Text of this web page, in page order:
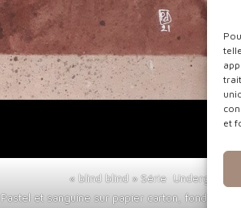
et
« blind blind » Série Underground
Pastel et sanguine sur papier carton, fond